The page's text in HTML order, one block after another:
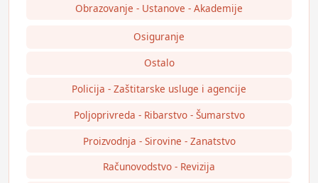
Obrazovanje - Ustanove - Akademije
Osiguranje
Ostalo
Policija - Zaštitarske usluge i agencije
Poljoprivreda - Ribarstvo - Šumarstvo
Proizvodnja - Sirovine - Zanatstvo
Računovodstvo - Revizija